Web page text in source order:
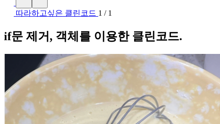
따라하고싶은 클린코드 1 / 1
if문 제거, 객체를 이용한 클린코드.